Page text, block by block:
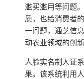
滥买滥用等问题
质，也给消费者
一问题，通芝信
动农业领域的创新
人脸实名制人证
果。该系统利用